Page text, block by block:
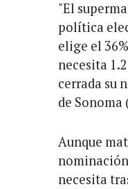
"El
política
elige el
necesita
cerrada su
de
Aunque
necesita